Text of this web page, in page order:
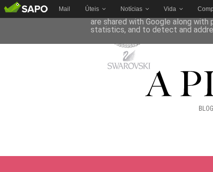
Mail Úteis Notícias Vida
This site uses cookies from
are shared with Google along
statistics, and to detect and